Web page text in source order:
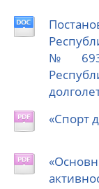
№ 693
«Спорт